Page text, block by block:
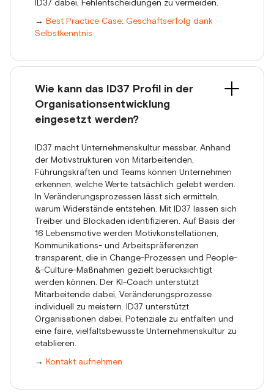
ID37 dabei, Fehlentscheidungen zu vermeiden.
→ Best Practice Case: Geschäftserfolg dank
Selbstkenntnis
Wie kann das ID37 Profil in der
Organisationsentwicklung
eingesetzt werden?
ID37 macht Unternehmenskultur messbar. Anhand
der Motivstrukturen von Mitarbeitenden,
Führungskräften und Teams können Unternehmen
erkennen, welche Werte tatsächlich gelebt werden.
In Veränderungsprozessen lässt sich ermitteln,
warum Widerstände entstehen. Mit ID37 lassen sich
Treiber und Blockaden identifizieren. Auf Basis der
16 Lebensmotive werden Motivkonstellationen,
Kommunikations- und Arbeitspräferenzen
transparent, die in Change-Prozessen und People-
&-Culture-Maßnahmen gezielt berücksichtigt
werden können. Der KI-Coach unterstützt
Mitarbeitende dabei, Veränderungsprozesse
individuell zu meistern. ID37 unterstützt
Organisationen dabei, Potenziale zu entfalten und
eine faire, vielfaltsbewusste Unternehmenskultur zu
etablieren.
→ Kontakt aufnehmen